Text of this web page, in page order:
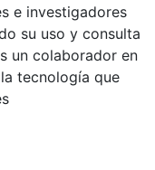
e investigadores
su uso y consulta
un colaborador en
tecnología que